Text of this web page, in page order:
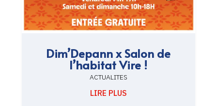
Dim’Depann x Salon de
l’habitat Vire !
ACTUALITES
LIRE PLUS